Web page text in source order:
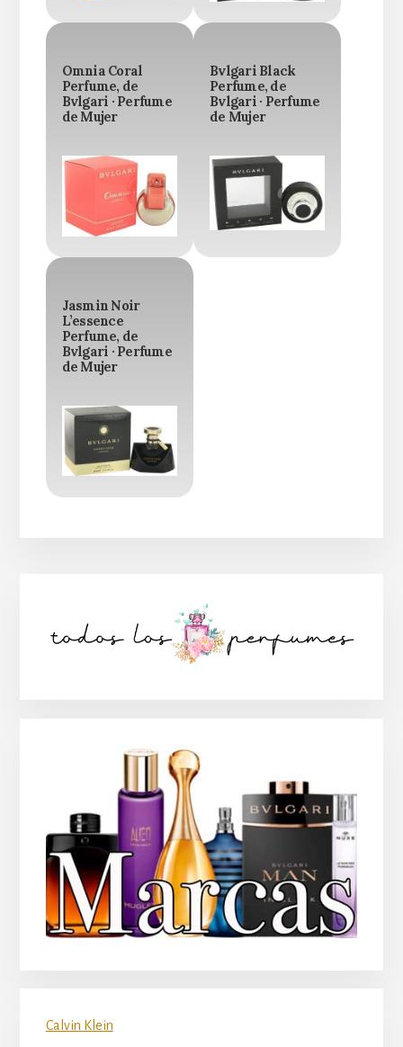
Omnia Coral
Perfume, de
Bvlgari · Perfume
de Mujer
Bvlgari Black
Perfume, de
Bvlgari · Perfume
de Mujer
Jasmin Noir
L’essence
Perfume, de
Bvlgari · Perfume
de Mujer
lateral
Calvin Klein